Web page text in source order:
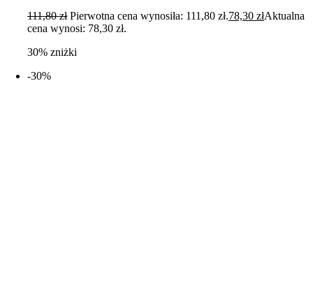
111,80zł Pierwotna cena wynosiła: 111,80 zł.78,30złAktualna
cena wynosi: 78,30 zł.
30% zniżki
-30%